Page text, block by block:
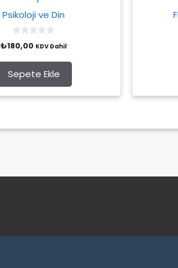
Psikoloji ve Din
o
t
f
₺180,00 KDV Dahil
Sepete Ekle